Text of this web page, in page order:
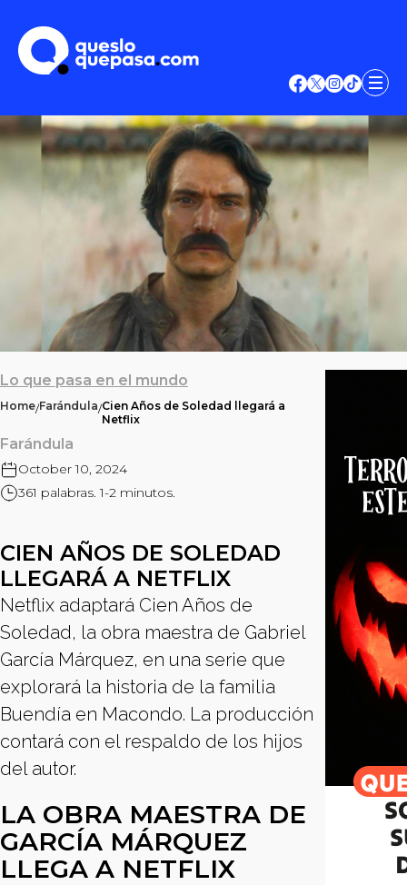
Lo que pasa en el mundo
Home/Farándula/Cien Años de Soledad llegará a
Netflix
Farándula
October 10, 2024
361 palabras. 1-2 minutos.
CIEN AÑOS DE SOLEDAD
LLEGARÁ A NETFLIX
Netflix adaptará Cien Años de
Soledad, la obra maestra de Gabriel
García Márquez, en una serie que
explorará la historia de la familia
Buendía en Macondo. La producción
contará con el respaldo de los hijos
del autor.
LA OBRA MAESTRA DE
GARCÍA MÁRQUEZ
LLEGA A NETFLIX